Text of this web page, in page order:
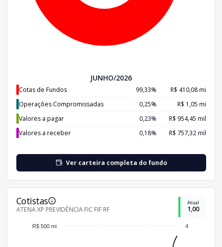
JUNHO/2026
Cotas de Fundos 99,33%
R$ 410,08 mi
Operações Compromissadas
0,25%
R$ 1,05 mi
Valores a pagar
0,23%
R$ 954,45 mil
Valores a receber
0,18% R$ 757,32 mil
Ver carteira completa do fundo
Cotistas
ATENA XP PREVIDÊNCIA FIC FIF RF
Atual
1,00
4
R$ 500 mi